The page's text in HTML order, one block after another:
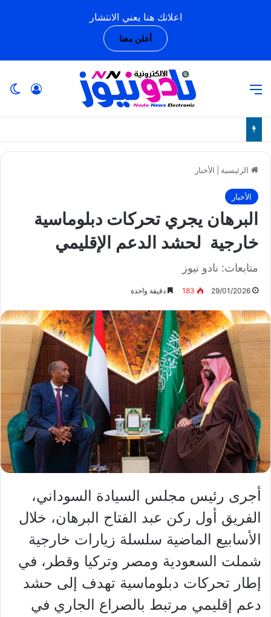
اعلانك هنا يعني الانتشار
أعلن معنا
الرئيسية الأخبار
الأخبار
البرهان يجري تحركات دبلوماسية
خارجية لحشد الدعم الإقليمي
متابعات: نادو نيوز
29/01/2026
183 دقيقة واحدة
أجرى رئيس مجلس السيادة السوداني،
الفريق أول ركن عبد الفتاح البرهان، خلال
الأسابيع الماضية سلسلة زيارات خارجية
شملت السعودية ومصر وتركيا وقطر، في
إطار تحركات دبلوماسية تهدف إلى حشد
دعم إقليمي مرتبط بالصراع الجاري في